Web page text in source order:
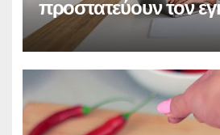
προστατεύουν τον